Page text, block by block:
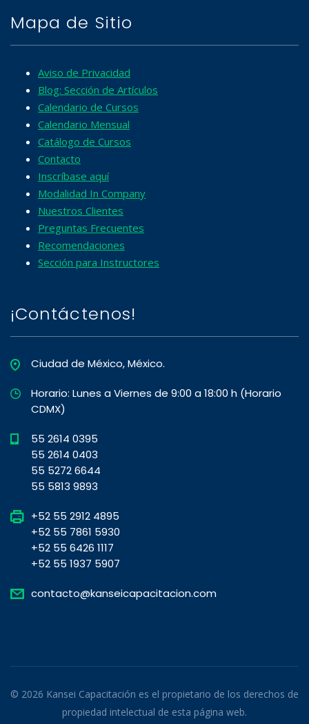
Mapa de Sitio
Aviso de Privacidad
Blog: Sección de Artículos
Calendario de Cursos
Calendario Mensual
Catálogo de Cursos
Contacto
Inscríbase aquí
Modalidad In Company
Nuestros Clientes
Preguntas Frecuentes
Recomendaciones
Sección para Instructores
¡Contáctenos!
Ciudad de México, México.
Horario: Lunes a Viernes de 9:00 a 18:00 h (Horario
CDMX)
55 2614 0395
55 2614 0403
55 5272 6644
55 5813 9893
+52 55 2912 4895
+52 55 7861 5930
+52 55 6426 1117
+52 55 1937 5907
contacto@kanseicapacitacion.com
© 2026 Kansei Capacitación es el propietario de los derechos de
propiedad intelectual de esta página web.